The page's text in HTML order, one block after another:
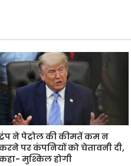
ने पेट्रोल की कीमतें कम न
पर कंपनियों को चेतावनी दी,
मुश्किल होगी